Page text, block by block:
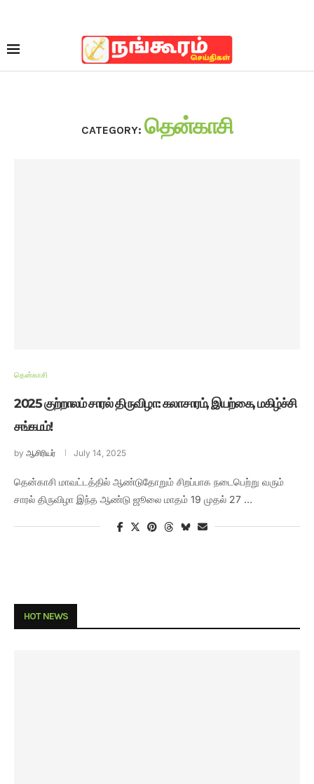
CATEGORY: தென்காசி
தென்காசி
2025 குற்றாலம் சாரல் திருவிழா: கலாசாரம், இயற்கை, மகிழ்ச்சி
சங்கமம்!
by ஆசிரியர் July 14, 2025
தென்காசி மாவட்டத்தில் ஆண்டுதோறும் சிறப்பாக நடைபெற்று வரும்
சாரல் திருவிழா இந்த ஆண்டு ஜூலை மாதம் 19 முதல் 27 …
HOT NEWS